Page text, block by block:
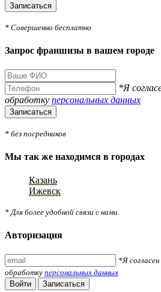
Записаться
* Совершенно бесплатно
Запрос франшизы в вашем городе
*Я
обработку персональных данных
Записаться
* без посредников
Мы так же находимся в городах
Казань
Ижевск
* Для более удобной связи с нами.
Авторизация
*Я согласен
обработку персональных данных
Войти
Записаться